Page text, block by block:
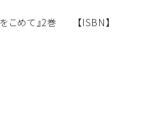
こめて』2巻 【ISBN】